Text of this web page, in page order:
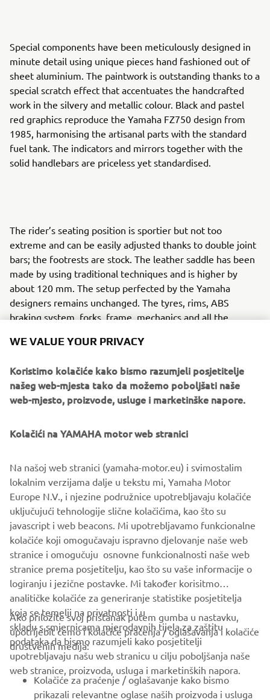
Special components have been meticulously designed in
minute detail using unique pieces hand fashioned out of
sheet aluminium. The paintwork is outstanding thanks to a
special scratch effect that accentuates the handcrafted
work in the silvery and metallic colour. Black and pastel
red graphics reproduce the Yamaha FZ750 design from
1985, harmonising the artisanal parts with the standard
fuel tank. The indicators and mirrors together with the
solid handlebars are priceless yet standardised.
The rider’s seating position is sportier but not too
extreme and can be easily adjusted thanks to double joint
bars; the footrests are stock. The leather saddle has been
made by using traditional techniques and is higher by
about 120 mm. The setup perfected by the Yamaha
designers remains unchanged. The tyres, rims, ABS
braking system, forks, frame, mechanics and all the
sound is the custom designed 2-into-1 exhaust pipe. The
the original.
CORPORATE
FOR BUSINESS
WE VALUE YOUR PRIVACY
Koristimo kolačiće kako bismo razumjeli posjetitelje
našeg web-mjesta tako da možemo poboljšati naše
web-mjesto, proizvode, usluge i marketinške napore.
Kolačići na YAMAHA motor web stranici
Na našoj web stranici (yamaha-motor.eu) i svimostalim
lokalnim verzijama dalje u tekstu mi, Yamaha Motor
Europe N.V., i njezine podružnice upotrebljavaju kolačiće
uključujući tehnologije slične kolačićima, kao što su
javascript i web beacons. Mi upotrebljavamo funkcionalne
kolačiće koji omogučavaju ispravno djelovanje naše web
stranice i omogučuju osnovne funkcionalnosti naše web
stranice prema posjetitelju, kao što su vaše informacije o
logiranju i jezične postavke. Mi također korisitmo
analitičke kolačiće za generiranje statistike posjetitelja
koja se temelji na privatnosti i u
skladu s smjernicama mjerodavnih tijela za zaštitu
podataka da bismo razumjeli kako posjetitelji
upotrebljavaju našu web stranicu u cilju poboljšanja naše
web stranice, proizvoda, usluga i marketinških napora.
Ako priložite svoj pristanak putem gumba u nastavku,
upotrijebit ćemo i kolačiće praćenja / oglašavanja i kolačiće
društvenih medija:
Kolačiće za praćenje / oglašavanje kako bismo
prikazali relevantne oglase naših proizvoda i usluga